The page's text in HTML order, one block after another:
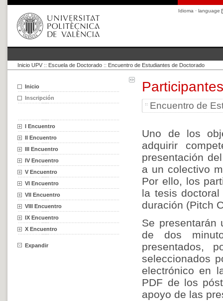
Idioma · language
Inicio UPV :: Escuela de Doctorado :: Encuentro de Estudiantes de Doctorado
Inicio
Inscripción
I Encuentro
II Encuentro
III Encuentro
IV Encuentro
V Encuentro
VI Encuentro
VII Encuentro
VIII Encuentro
IX Encuentro
X Encuentro
Expandir
Encuentro de
Uno de los
adquirir
presentación
a un colectivo
Por ello, los
la tesis
duración (Pitch
Se presentarán
de dos
presentados,
seleccionados
electrónico en
PDF de los
apoyo de las